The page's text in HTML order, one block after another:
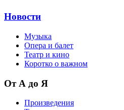
Новости
Музыка
Опера и балет
Театр и кино
Коротко о важном
От А до Я
Произведения